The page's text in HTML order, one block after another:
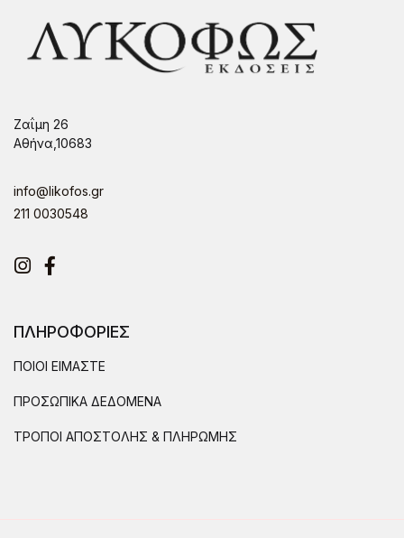
Ζαΐμη 26
Αθήνα,10683
info@likofos.gr
211 0030548
Instagram
Facebook
ΠΛΗΡΟΦΟΡΙΕΣ
ΠΟΙΟΙ ΕΙΜΑΣΤΕ
ΠΡΟΣΩΠΙΚΑ ΔΕΔΟΜΕΝΑ
ΤΡΟΠΟΙ ΑΠΟΣΤΟΛΗΣ & ΠΛΗΡΩΜΗΣ